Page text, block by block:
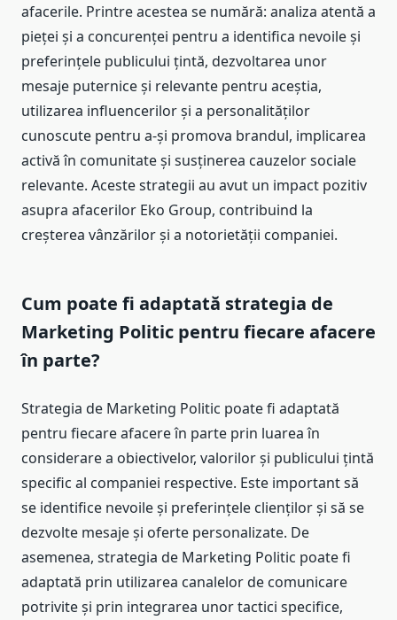
afacerile. Printre acestea se numără: analiza atentă a
pieței și a concurenței pentru a identifica nevoile și
preferințele publicului țintă, dezvoltarea unor
mesaje puternice și relevante pentru aceștia,
utilizarea influencerilor și a personalităților
cunoscute pentru a-și promova brandul, implicarea
activă în comunitate și susținerea cauzelor sociale
relevante. Aceste strategii au avut un impact pozitiv
asupra afacerilor Eko Group, contribuind la
creșterea vânzărilor și a notorietății companiei.
Cum poate fi adaptată strategia de
Marketing Politic pentru fiecare afacere
în parte?
Strategia de Marketing Politic poate fi adaptată
pentru fiecare afacere în parte prin luarea în
considerare a obiectivelor, valorilor și publicului țintă
specific al companiei respective. Este important să
se identifice nevoile și preferințele clienților și să se
dezvolte mesaje și oferte personalizate. De
asemenea, strategia de Marketing Politic poate fi
adaptată prin utilizarea canalelor de comunicare
potrivite și prin integrarea unor tactici specifice,